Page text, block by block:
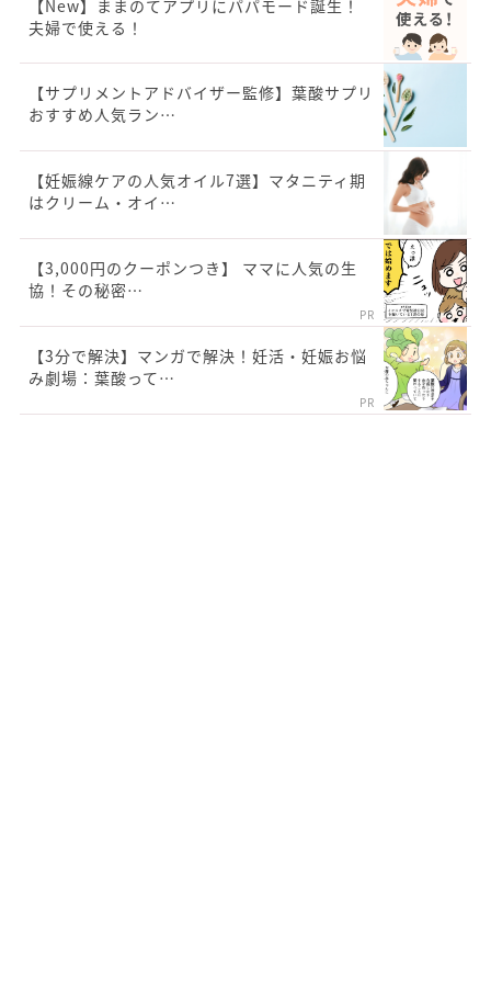
【New】ままのてアプリにパパモード誕生！
夫婦で使える！
【サプリメントアドバイザー監修】葉酸サプリ
おすすめ人気ラン…
【妊娠線ケアの人気オイル7選】マタニティ期
はクリーム・オイ…
【3,000円のクーポンつき】 ママに人気の生
協！その秘密…
PR
【3分で解決】マンガで解決！妊活・妊娠お悩
み劇場：葉酸って…
PR